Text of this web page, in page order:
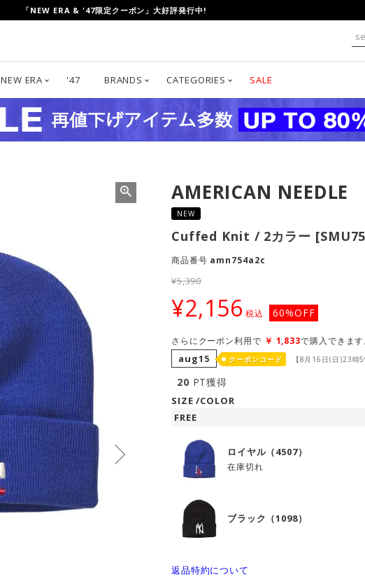
UP TO 80%OFF!「CLEARANCE SALE」開催中!
NEW ERA '47 BRANDS CATEGORIES SALE
AMERICAN NEEDLE
NEW
Cuffed Knit / 2カラー
商品番号 amn754a2c
¥5,390
¥2,156 税込 60%OFF
さらにクーポン利用で ￥ 1,833で購入できます
aug15 クーポンコード 【8月16日(日)23時
20 PT獲得
SIZE
COLOR
FREE
ロイヤル（4507）
在庫切れ
ブラック（1098）
返品特約について